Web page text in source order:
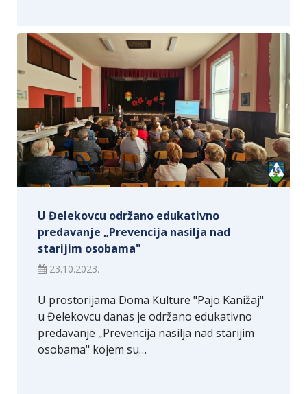
U Đelekovcu održano edukativno
predavanje „Prevencija nasilja nad
starijim osobama"
23.10.2023.
U prostorijama Doma Kulture "Pajo Kanižaj"
u Đelekovcu danas je održano edukativno
predavanje „Prevencija nasilja nad starijim
osobama" kojem su…